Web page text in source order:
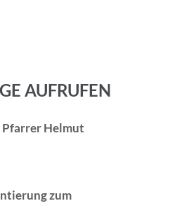
AUFRUFEN
Helmut
zum